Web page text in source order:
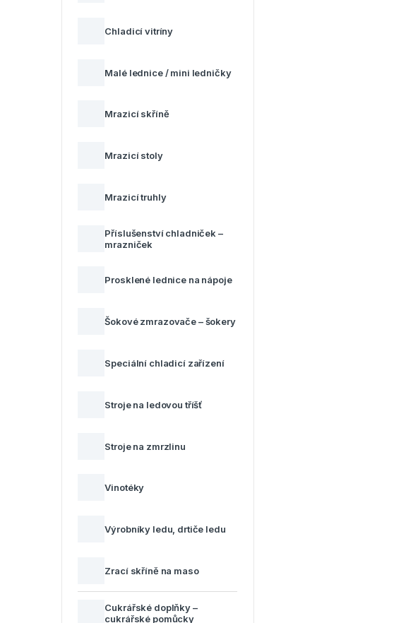
Chladicí vitríny
Malé lednice / mini ledničky
Mrazicí skříně
Mrazicí stoly
Mrazicí truhly
Příslušenství chladniček –
mrazniček
Prosklené lednice na nápoje
Šokové zmrazovače – šokery
Speciální chladicí zařízení
Stroje na ledovou tříšť
Stroje na zmrzlinu
Vinotéky
Výrobníky ledu, drtiče ledu
Zrací skříně na maso
Cukrářské doplňky –
cukrářské pomůcky